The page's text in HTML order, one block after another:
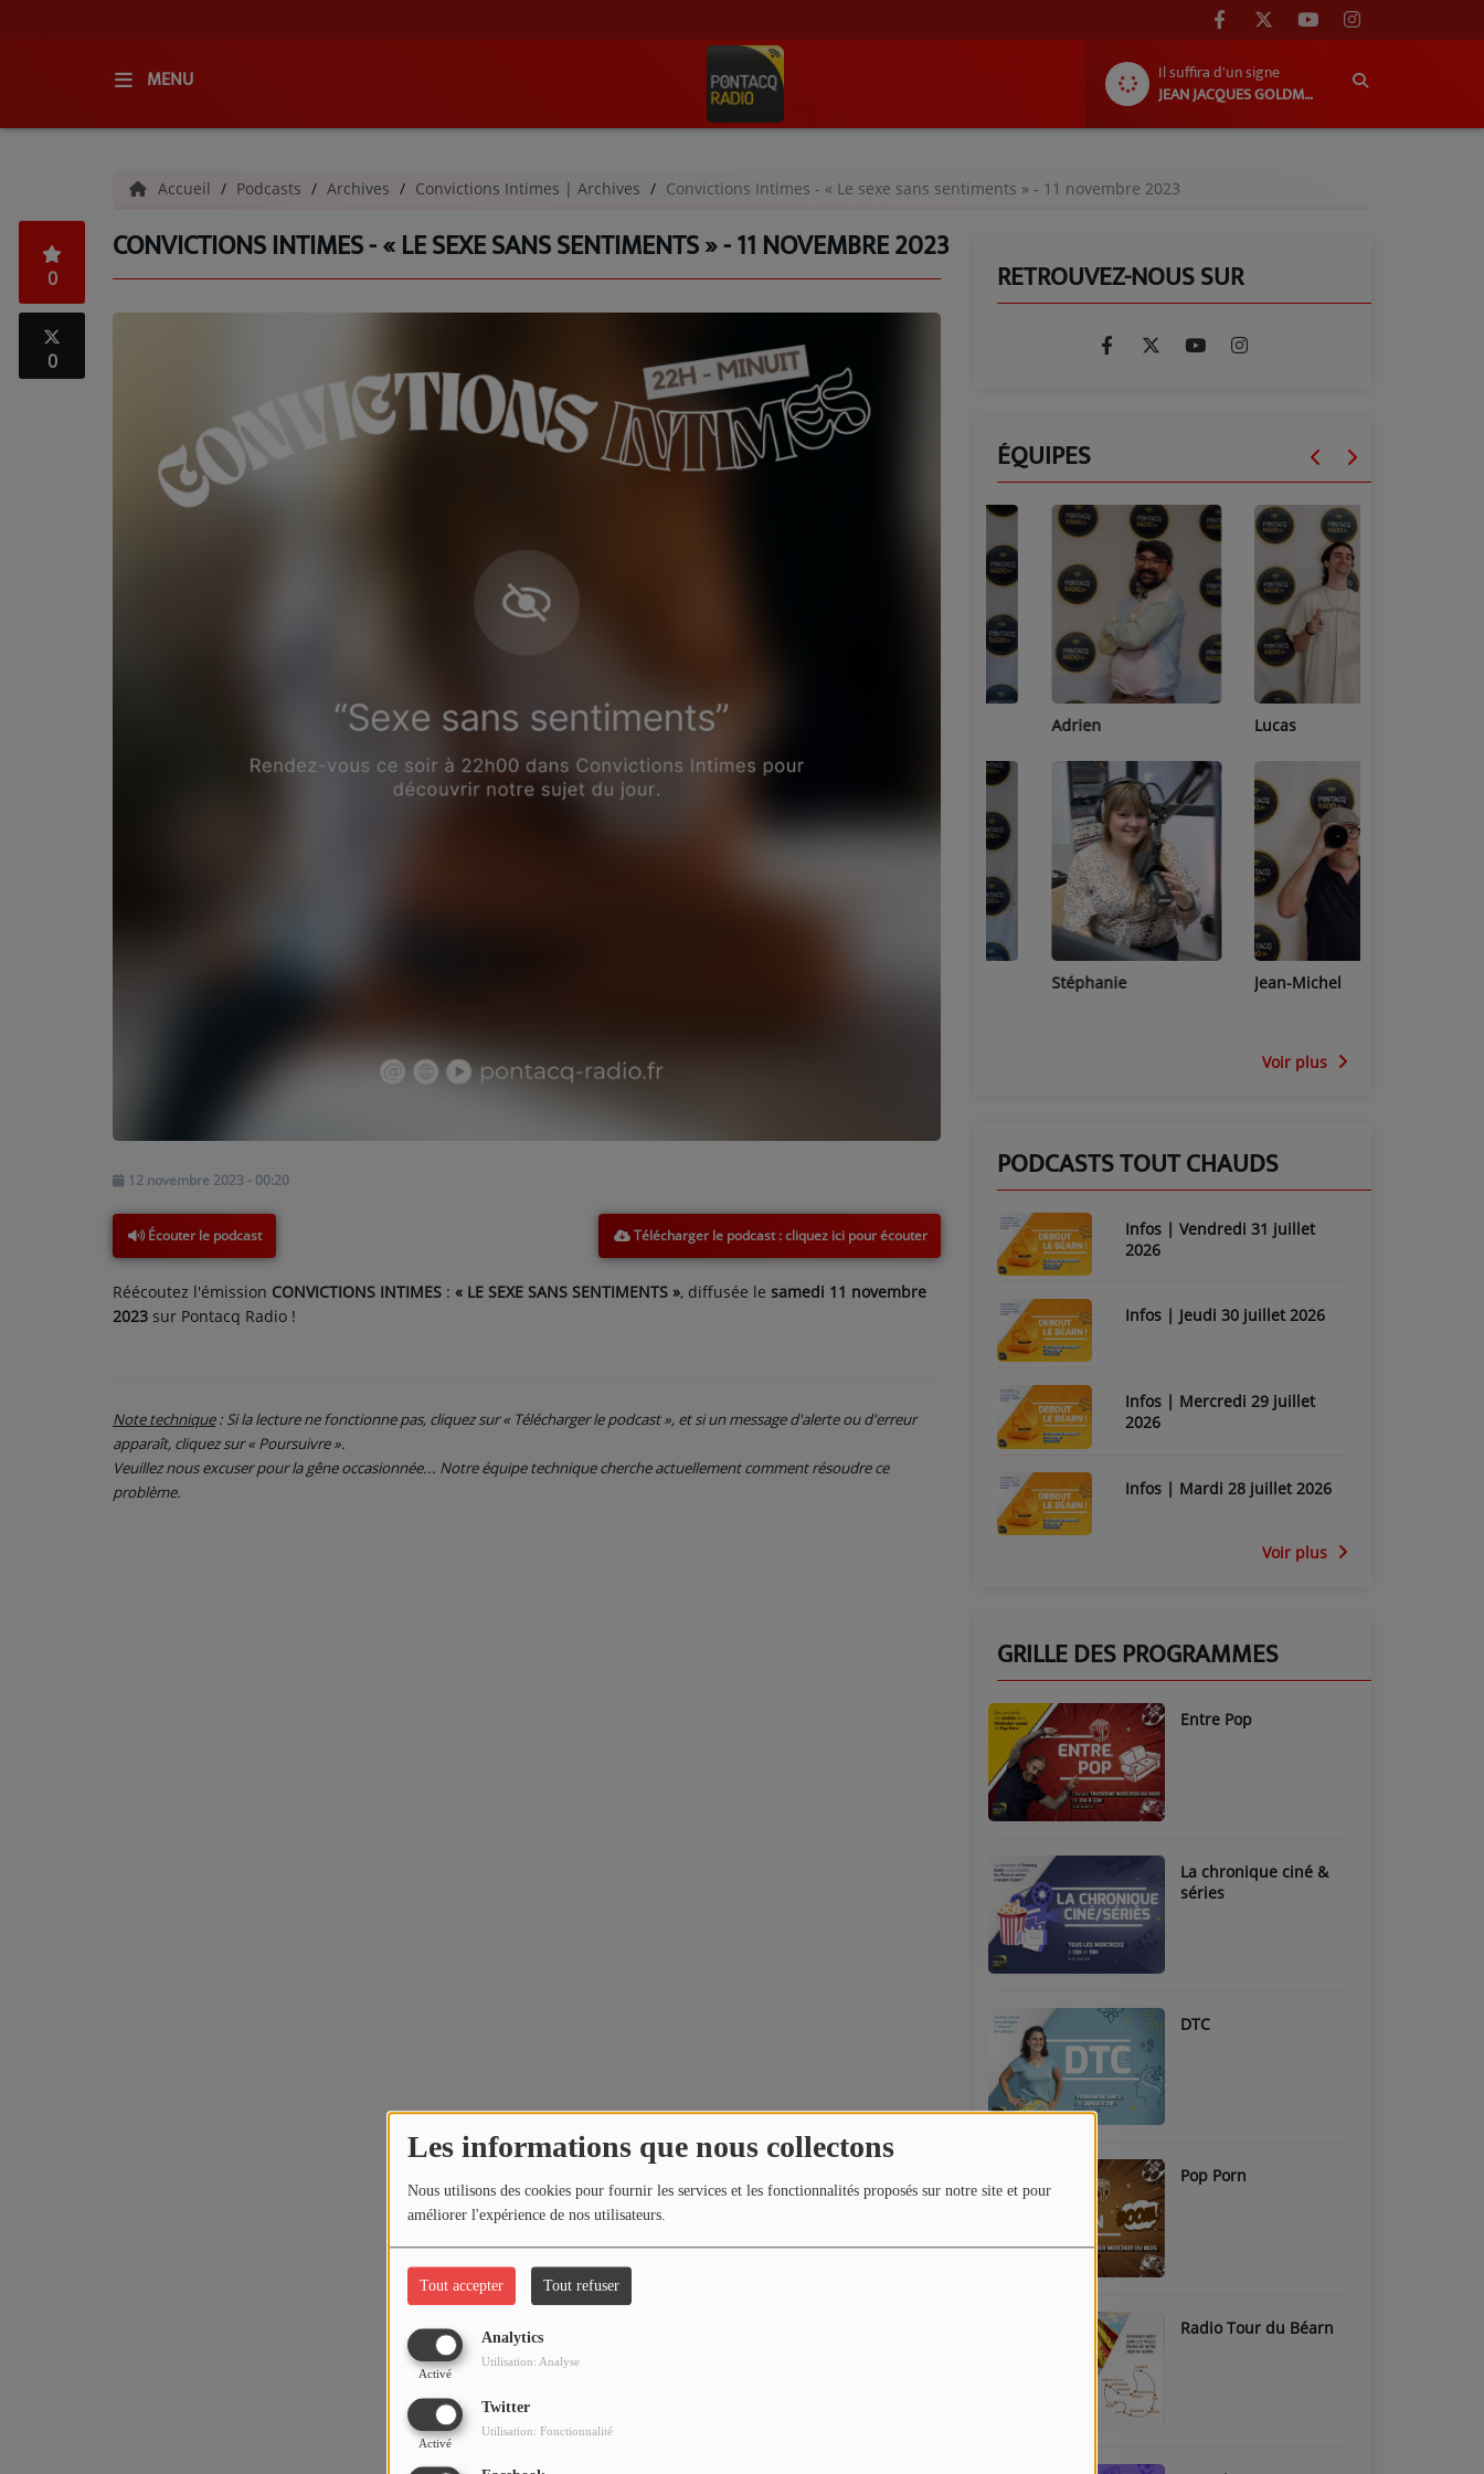
Les informations que nous collectons
Nous utilisons des cookies pour fournir les services et les fonctionnalités proposés sur notre site et pour
améliorer l'expérience de nos utilisateurs.
Tout accepter Tout refuser
Analytics
Activé
Utilisation: Analyse
Twitter
Activé
Utilisation: Fonctionnalité
MENU
Il suffira d'un signe
JEAN JACQUES GOLDMAN
QUI SOMMES-NOUS ?
GRILLE DES PROGRAMMES
C'ÉTAIT QUOI CE TITRE ?
PODCASTS - SAISON 2026/2027
RECRUTEMENT
VENEZ DANS LE PUBLIC !
CRÉATIONS AUDIOVISUELLES
L'ŒIL DE L'OIE | PRÉSENTATION
PARTENAIRES
Accueil Podcasts Archives Convictions Intimes | Archives Convictions Intimes - « Le sexe sans sentiments » - 11 novembre 2023
CONVICTIONS INTIMES - « LE SEXE SANS SENTIMENTS » - 11 NOVEMBRE 2023
0
0
12 novembre 2023 - 00:20
Écouter le podcast Télécharger le podcast
Réécoutez l'émission CONVICTIONS INTIMES : « LE SEXE SANS SENTIMENTS », diffusée le samedi 11 novembre
2023 sur Pontacq Radio !
Note technique: Si la lecture ne fonctionne pas, cliquez sur « Télécharger le podcast », et si un message d'alerte ou d'erreur
apparaît, cliquez sur « Poursuivre ».
Veuillez nous excuser pour la gêne occasionnée... Notre équipe technique cherche actuellement comment résoudre ce
problème.
RETROUVEZ-NOUS SUR
ÉQUIPES
Stéphanie Jean-Michel
Voir plus
PODCASTS TOUT CHAUDS
Infos | Vendredi 31 juillet
2026
Infos | Jeudi 30 juillet 2026
Infos | Mercredi 29 juillet
2026
Infos | Mardi 28 juillet 2026
Voir plus
GRILLE DES PROGRAMMES
Entre Pop
La chronique ciné &
séries
DTC
Pop Porn
Radio Tour du Béarn